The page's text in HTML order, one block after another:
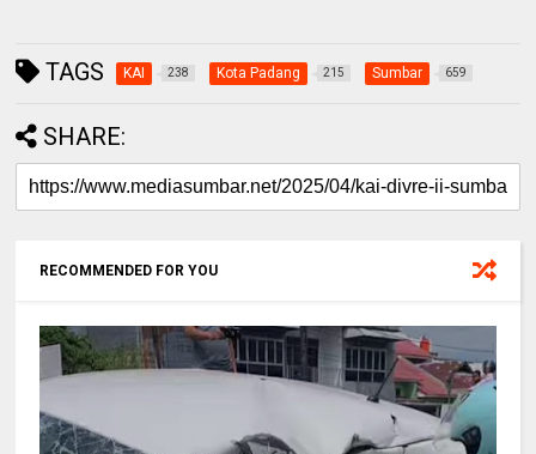
TAGS KAI 238 Kota Padang 215 Sumbar 659
SHARE:
RECOMMENDED FOR YOU